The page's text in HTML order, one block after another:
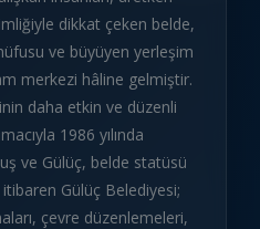
dikkat çeken belde,
ve büyüyen yerleşim
merkezi hâline gelmiştir.
daha etkin ve düzenli
1986 yılında
ve Gülüç, belde statüsü
Gülüç Belediyesi;
çevre düzenlemeleri,